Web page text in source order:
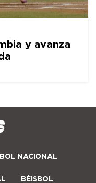
y avanza
NACIONAL
BÉISBOL